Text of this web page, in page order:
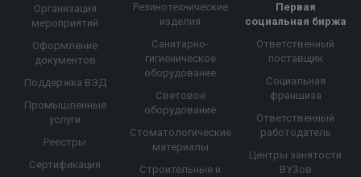
Организация
мероприятий
Оформление
документов
Поддержка ВЭД
Промышленные
услуги
Реестры
Сертификация
Резинотехнические
изделия
Санитарно-
гигиеническое
оборудование
Световое
оборудование
Стоматологические
материалы
Строительные и
Первая
социальная биржа
Ответственный
поставщик
Социальная
франшиза
Ответственный
работодатель
Центры занятости
ВУЗов